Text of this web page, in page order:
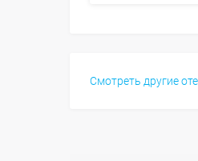
Смотреть другие